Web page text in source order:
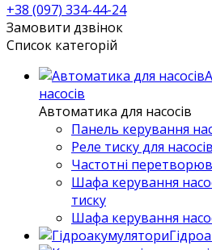
+38 (097) 334-44-24
Замовити дзвінок
Список категорій
насосів
Автоматика для насосів
Панель керування
Реле тиску для насосів
Частотні
Шафа керування
тиску
Шафа керування